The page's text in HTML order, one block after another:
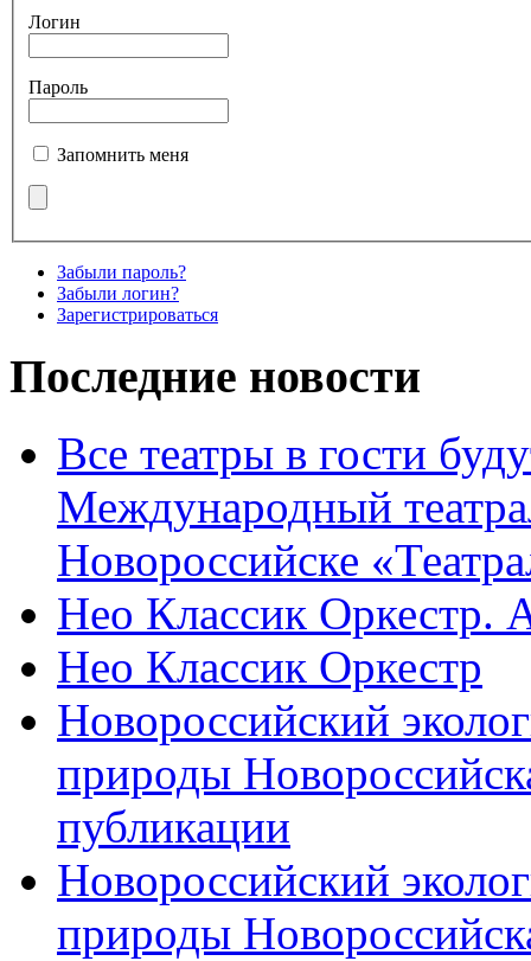
Логин
Пароль
Запомнить меня
Забыли пароль?
Забыли логин?
Зарегистрироваться
Последние новости
Все театры в гости
Международный
Новороссийске
Нео Классик Оркестр.
Нео Классик Оркестр
Новороссийский
природы
публикации
Новороссийский
природы